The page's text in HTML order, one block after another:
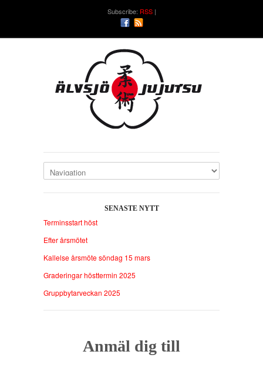
Subscribe: RSS
SENASTE NYTT
Terminsstart höst
Efter årsmötet
Kallelse årsmöte söndag 15 mars
Graderingar hösttermin 2025
Gruppbytarveckan 2025
Anmäl dig till